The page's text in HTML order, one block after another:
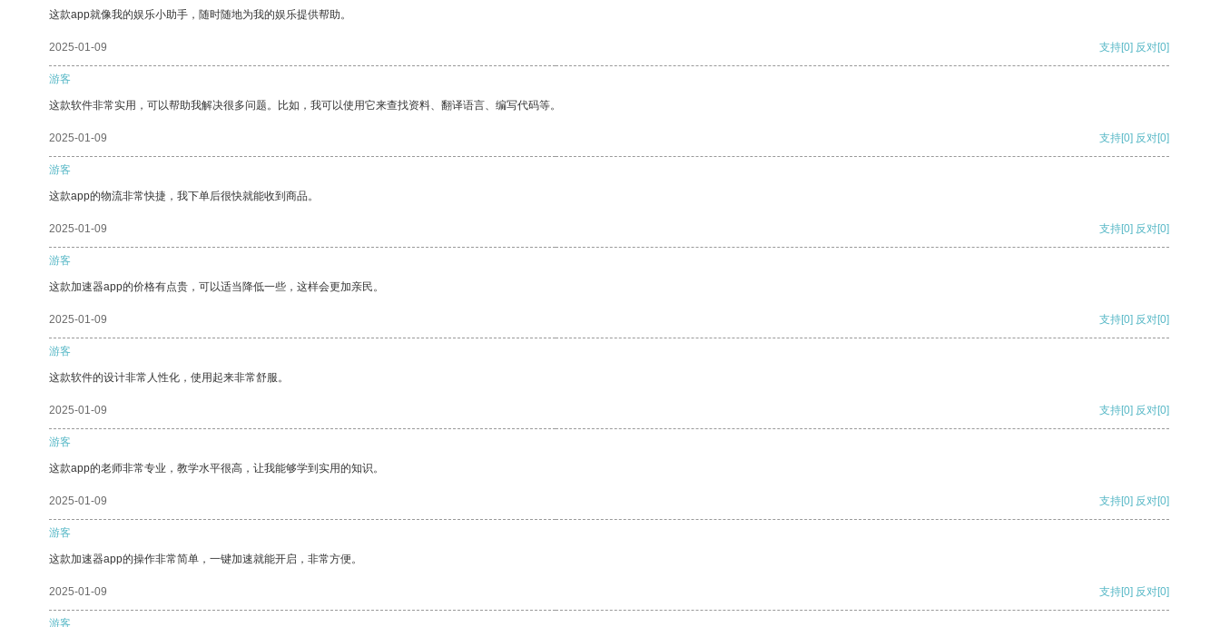
这款app就像我的娱乐小助手，随时随地为我的娱乐提供帮助。
2025-01-09 支持[0] 反对[0]
游客
这款软件非常实用，可以帮助我解决很多问题。比如，我可以使用它来查找资料、翻译语言、编写代码等。
2025-01-09 支持[0] 反对[0]
游客
这款app的物流非常快捷，我下单后很快就能收到商品。
2025-01-09 支持[0] 反对[0]
游客
这款加速器app的价格有点贵，可以适当降低一些，这样会更加亲民。
2025-01-09 支持[0] 反对[0]
游客
这款软件的设计非常人性化，使用起来非常舒服。
2025-01-09 支持[0] 反对[0]
游客
这款app的老师非常专业，教学水平很高，让我能够学到实用的知识。
2025-01-09 支持[0] 反对[0]
游客
这款加速器app的操作非常简单，一键加速就能开启，非常方便。
2025-01-09 支持[0] 反对[0]
游客